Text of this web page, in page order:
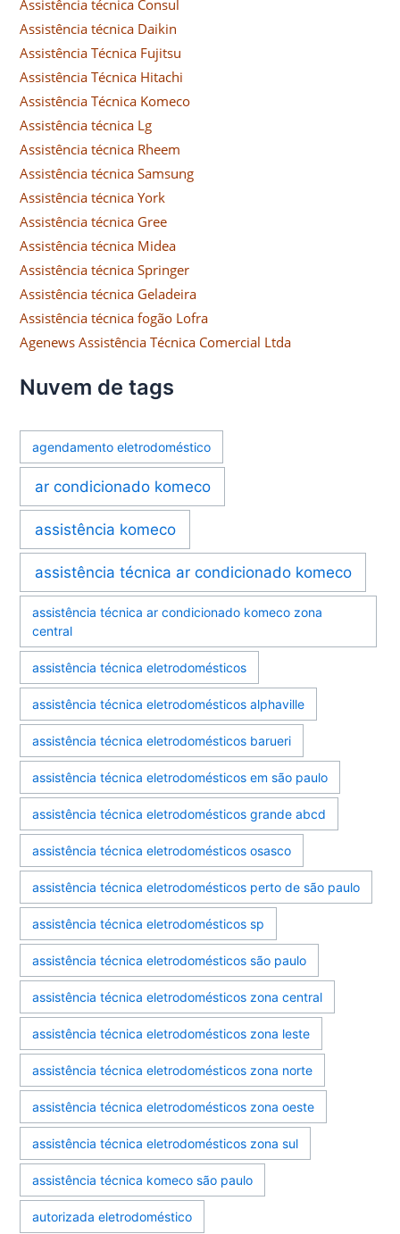
Assistência técnica Consul
Assistência técnica Daikin
Assistência Técnica Fujitsu
Assistência Técnica Hitachi
Assistência Técnica Komeco
Assistência técnica Lg
Assistência técnica Rheem
Assistência técnica Samsung
Assistência técnica York
Assistência técnica Gree
Assistência técnica Midea
Assistência técnica Springer
Assistência técnica Geladeira
Assistência técnica fogão Lofra
Agenews Assistência Técnica Comercial Ltda
Nuvem de tags
agendamento eletrodoméstico
ar condicionado komeco
assistência komeco
assistência técnica ar condicionado komeco
assistência técnica ar condicionado komeco zona
central
assistência técnica eletrodomésticos
assistência técnica eletrodomésticos alphaville
assistência técnica eletrodomésticos barueri
assistência técnica eletrodomésticos em são paulo
assistência técnica eletrodomésticos grande abcd
assistência técnica eletrodomésticos osasco
assistência técnica eletrodomésticos perto de são paulo
assistência técnica eletrodomésticos sp
assistência técnica eletrodomésticos são paulo
assistência técnica eletrodomésticos zona central
assistência técnica eletrodomésticos zona leste
assistência técnica eletrodomésticos zona norte
assistência técnica eletrodomésticos zona oeste
assistência técnica eletrodomésticos zona sul
assistência técnica komeco são paulo
autorizada eletrodoméstico